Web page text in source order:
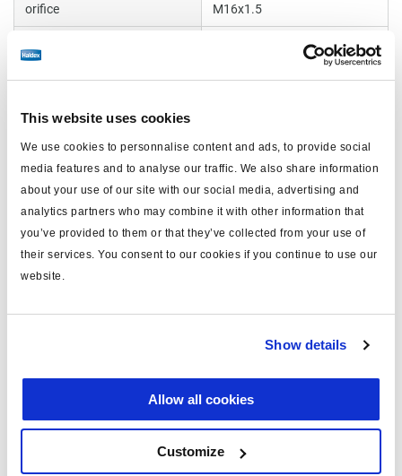
This website uses cookies
We use cookies to personnalise content and ads, to provide social
media features and to analyse our traffic. We also share information
about your use of our site with our social media, advertising and
analytics partners who may combine it with other information that
you’ve provided to them or that they’ve collected from your use of
their services. You consent to our cookies if you continue to use our
website.
Show details
Allow all cookies
Customize
orifice M16x1.5
étanche oui
pression maxi. d'utilisation
masse (kg) 1.7
Documents
Consultez toutes les publications connexes dans notre